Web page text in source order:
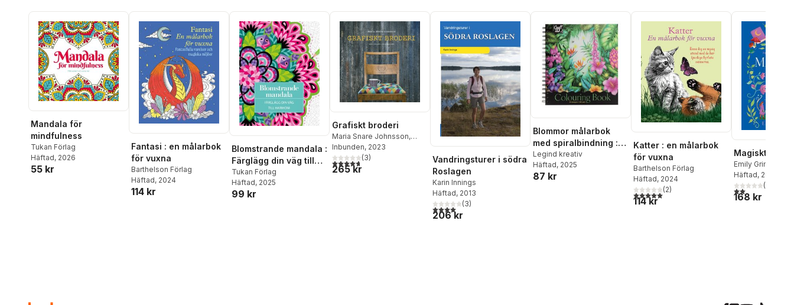
Mandala för
mindfulness
Tukan Förlag
Häftad, 2026
55 kr
Fantasi : en målarbok
för vuxna
Barthelson Förlag
Häftad, 2024
114 kr
Blomstrande mandala :
Färglägg din väg till
harmoni
Tukan Förlag
Häftad, 2025
99 kr
Grafiskt broderi
Maria Snare Johnsson,
Kicki Wieslander
Inbunden, 2023
4,7utav 5 stjärnor. Totalt antal röster:
(3)
265 kr
Vandringsturer i södra
Roslagen
Karin Innings
Häftad, 2013
4,0utav 5 stjärnor. Totalt antal röster:
(3)
206 kr
Blommor målarbok
med spiralbindning :
30 ark, 280 gram
Legind kreativ
Häftad, 2025
87 kr
Katter : en målarbok
för vuxna
Barthelson Förlag
Häftad, 2024
5,0utav 5 stjärnor. Totalt antal röster:
(2)
114 kr
Magiskt kaos
Emily Grimoire
Häftad, 2025
2,0utav 5(
168 kr